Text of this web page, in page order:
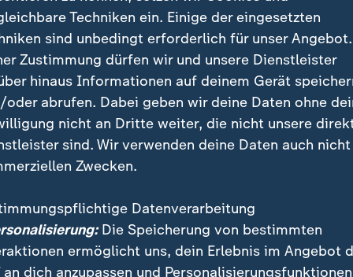
werden und alle Kinder
erlernen.
die Sprachförderung vor der Einschulung im
stattfinde. Jedes Kind müsse in einer
oder einer kinderärztlichen
Teil aller Vorsorgeuntersuchungen im
ließ die Bundesbildungsministerin dabei außer
Techniken ein. Einige der eingesetzten
sind unbedingt erforderlich für unser
Zustimmung dürfen wir und unsere Dienstleister
hinaus Informationen auf deinem Gerät
oder abrufen. Dabei geben wir deine Daten ohne
nicht an Dritte weiter, die nicht unsere
sind. Wir verwenden deine Daten auch nicht
Zwecken.
Datenverarbeitung
Die Speicherung von bestimmten
ermöglicht uns, dein Erlebnis im Angebot
an dich anzupassen und Personalisierungsfunktionen